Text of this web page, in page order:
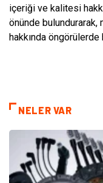
içeriği ve kalitesi
önünde
hakkında öngörülerde
NELER VAR